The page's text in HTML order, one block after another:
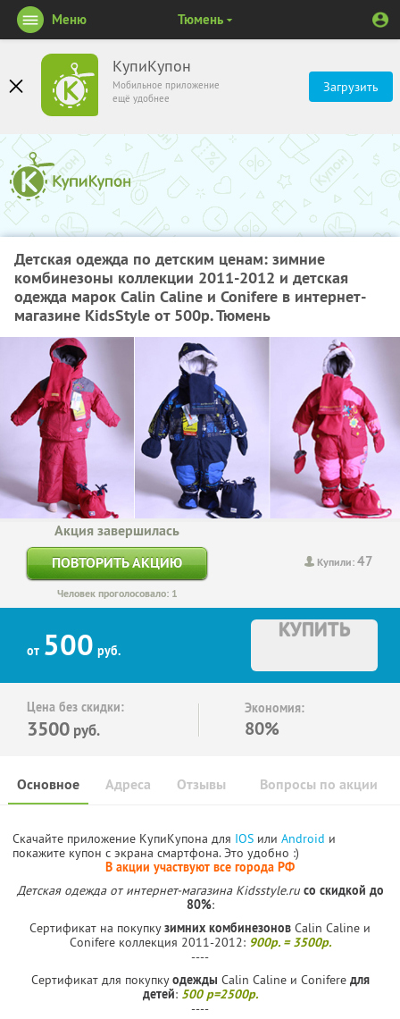
КупиКупон
Мобильное приложение
ещё удобнее
Загрузить
Меню Тюмень
Детская одежда по детским ценам: зимние
комбинезоны коллекции 2011-2012 и детская
одежда марок Calin Caline и Conifere в интернет-
магазине KidsStyle от 500р. Тюмень
Купили:47
Акция завершилась
ПОВТОРИТЬ АКЦИЮ
Человек проголосовало: 1
от 500 руб.
КУПИТЬ
Цена без скидки:
3500 руб.
Экономия:
80%
Основное Отзывы Вопросы по акции
Адреса
Скачайте приложение КупиКупона для IOS или Android и
покажите купон с экрана смартфона. Это удобно :)
В акции участвуют все города РФ
Детская одежда от интернет-магазина Kidsstyle.ru со скидкой до
80%:
Сертификат на покупкузимних комбинезонов Calin Caline и
Conifere коллекция 2011-2012: 900р. = 3500р.
----
Сертификат для покупкуодежды Calin Caline и Conifere для
детей: 500 р=2500р.
----